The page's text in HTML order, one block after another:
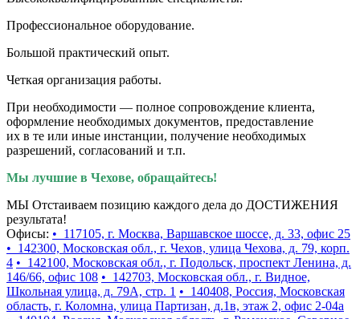
Профессиональное оборудование.
Большой практический опыт.
Четкая организация работы.
При необходимости — полное сопровождение клиента,
оформление необходимых документов, предоставление
их в те или иные инстанции, получение необходимых
разрешений, согласований и т.п.
Мы лучшие в Чехове, обращайтесь!
МЫ Отстаиваем позицию каждого дела до ДОСТИЖЕНИЯ
результата!
Офисы: • 117105, г. Москва, Варшавское шоссе, д. 33, офис 25
• 142300, Московская обл., г. Чехов, улица Чехова, д. 79, корп.
4 • 142100, Московская обл., г. Подольск, проспект Ленина, д.
146/66, офис 108 • 142703, Московская обл., г. Видное,
Школьная улица, д. 79А, стр. 1 • 140408, Россия, Московская
область, г. Коломна, улица Партизан, д.1в, этаж 2, офис 2-04а